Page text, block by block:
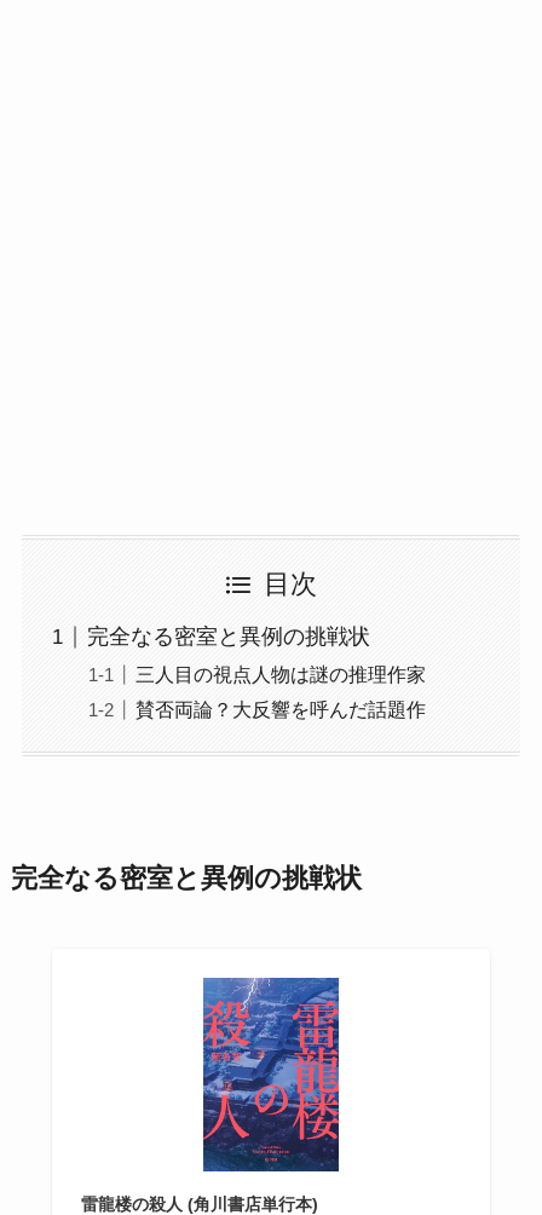
目次
完全なる密室と異例の挑戦状
三人目の視点人物は謎の推理作家
賛否両論？大反響を呼んだ話題作
完全なる密室と異例の挑戦状
雷龍楼の殺人 (角川書店単行本)